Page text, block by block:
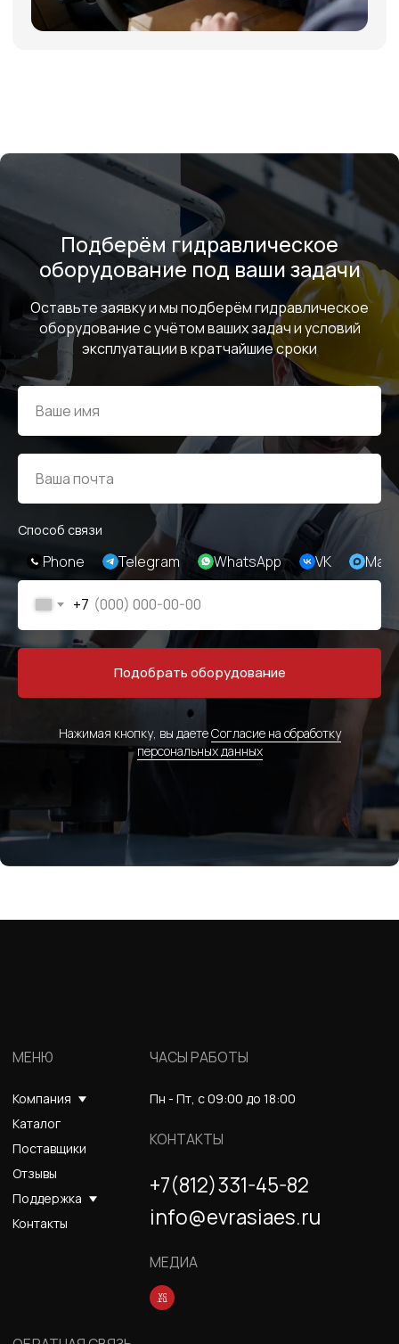
Подберём гидравлическое
оборудование под ваши задачи
Оставьте заявку и мы подберём гидравлическое
оборудование с учётом ваших задач и условий
эксплуатации в кратчайшие сроки
Способ связи
Phone Telegram WhatsApp VK Max
+7
Подобрать оборудование
Нажимая кнопку, вы даетеСогласие на обработку
персональных данных